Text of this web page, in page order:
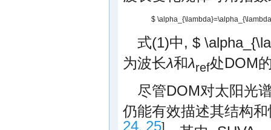
$
式(1)中, $
为波长λ和λref处DOM
尽管DOM对太阳光
仍能有效描述其结构
24, 25]